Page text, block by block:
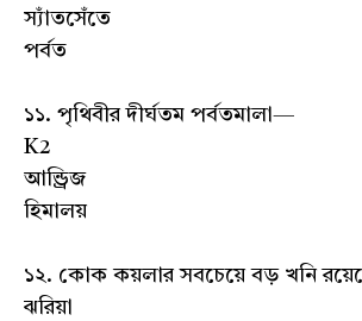
স্যাঁতসেঁতে
পর্বত
১১. পৃথিবীর দীর্ঘতম পর্বতমালা—
K2
আন্ড্রিজ
হিমালয়
১২. কোক কয়লার সবচেয়ে বড় খনি
ঝরিয়া